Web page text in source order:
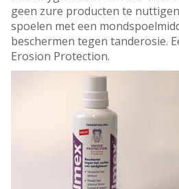
geen zure producten te
spoelen met een
beschermen tegen tanderosie.
Erosion Protection.